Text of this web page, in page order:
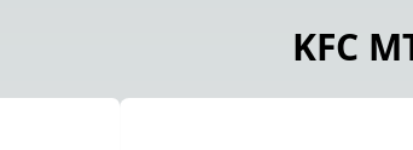
KFC